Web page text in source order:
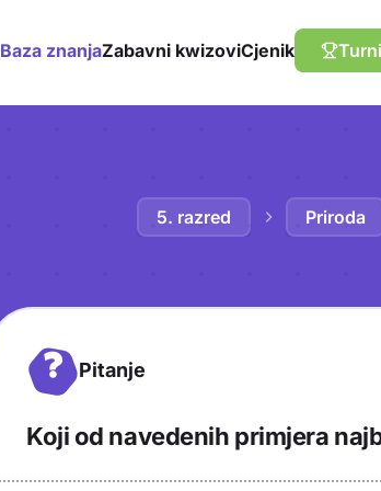
Baza znanjaZabavni kwizoviCjenik
5. razred Priroda
? Pitanje
Koji od navedenih primjera